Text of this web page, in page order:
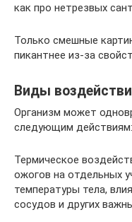
как про нетрезвых
Только смешные
пикантнее из-за
Виды
Организм может
следующим действиям:
Термическое
ожогов на отдельных
температуры тела,
сосудов и других